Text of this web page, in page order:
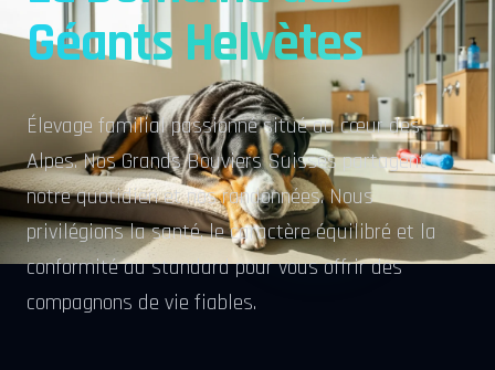
Géants Helvètes
Élevage familial passionné situé au cœur des
Alpes. Nos Grands Bouviers Suisses partagent
notre quotidien et nos randonnées. Nous
privilégions la santé, le caractère équilibré et la
conformité au standard pour vous offrir des
compagnons de vie fiables.